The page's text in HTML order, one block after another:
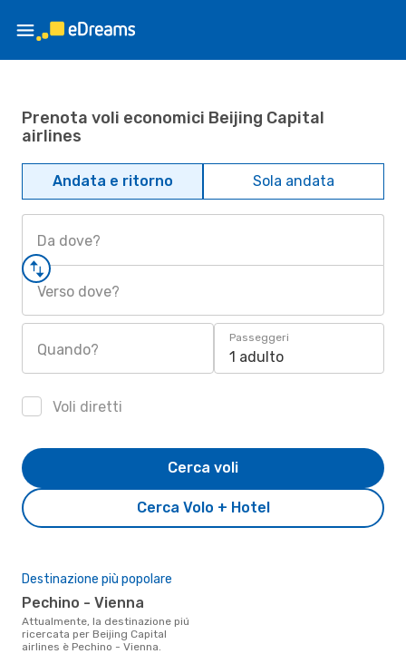
Prenota voli economici Beijing Capital
airlines
Andata e ritorno Sola andata
Da dove?
Verso dove?
Quando?
Passeggeri
1 adulto
Voli diretti
Cerca Volo + Hotel
Cerca voli
Destinazione più popolare
Pechino - Vienna
Attualmente, la destinazione piú
ricercata per Beijing Capital
airlines è Pechino - Vienna.